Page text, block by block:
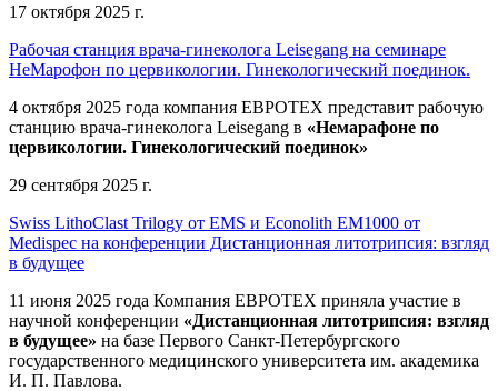
17 октября 2025 г.
Рабочая станция врача-гинеколога Leisegang на семинаре
НеМарофон по цервикологии. Гинекологический поединок.
4 октября 2025 года компания ЕВРОТЕХ представит рабочую
станцию врача-гинеколога Leisegang в «Немарафоне по
цервикологии. Гинекологический поединок»
29 сентября 2025 г.
Swiss LithoClast Trilogy от EMS и Econolith ЕМ1000 от
Medispec на конференции Дистанционная литотрипсия: взгляд
в будущее
11 июня 2025 года Компания ЕВРОТЕХ приняла участие в
научной конференции «Дистанционная литотрипсия: взгляд
в будущее» на базе Первого Санкт-Петербургского
государственного медицинского университета им. академика
И. П. Павлова.